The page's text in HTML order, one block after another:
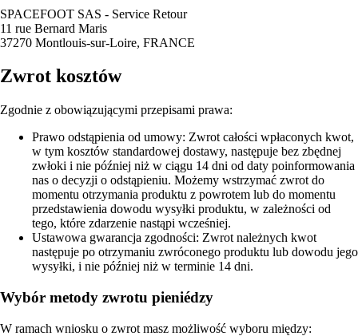
SPACEFOOT SAS - Service Retour
11 rue Bernard Maris
37270 Montlouis-sur-Loire, FRANCE
Zwrot kosztów
Zgodnie z obowiązującymi przepisami prawa:
Prawo odstąpienia od umowy: Zwrot całości wpłaconych kwot,
w tym kosztów standardowej dostawy, następuje bez zbędnej
zwłoki i nie później niż w ciągu 14 dni od daty poinformowania
nas o decyzji o odstąpieniu. Możemy wstrzymać zwrot do
momentu otrzymania produktu z powrotem lub do momentu
przedstawienia dowodu wysyłki produktu, w zależności od
tego, które zdarzenie nastąpi wcześniej.
Ustawowa gwarancja zgodności: Zwrot należnych kwot
następuje po otrzymaniu zwróconego produktu lub dowodu jego
wysyłki, i nie później niż w terminie 14 dni.
Wybór metody zwrotu pieniédzy
W ramach wniosku o zwrot masz możliwość wyboru między: